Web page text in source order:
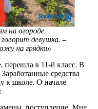
на огороде
девушка. –
на грядки»
перешла в 11-й класс. В
средства
к школе. О начале
поступление. Мне